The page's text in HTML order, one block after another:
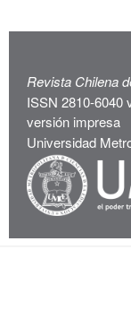
Revista Chilena
ISSN 2810-6040
versión impresa
Universidad